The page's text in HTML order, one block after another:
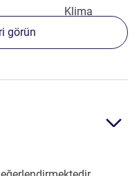
Klima
görün